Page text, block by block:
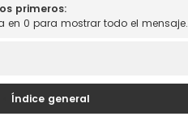
primeros:
en 0 para mostrar todo el mensaje.
Índice general